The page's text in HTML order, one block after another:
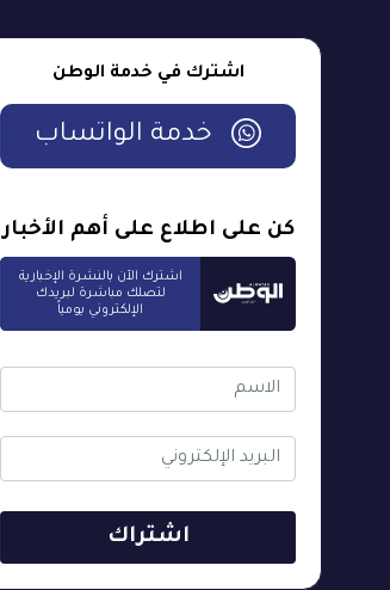
اشترك في خدمة الوطن
خدمة الواتساب
كن على اطلاع على أهم الأخبار
اشترك الآن بالنشرة الإخبارية
لتصلك مباشرة لبريدك
الإلكتروني يومياً
اشتراك